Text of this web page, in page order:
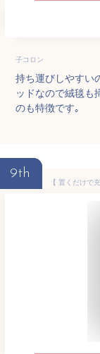
子コロン
持ち運びしやすい
ッドなので絨毯も
のも特徴です｡
9th